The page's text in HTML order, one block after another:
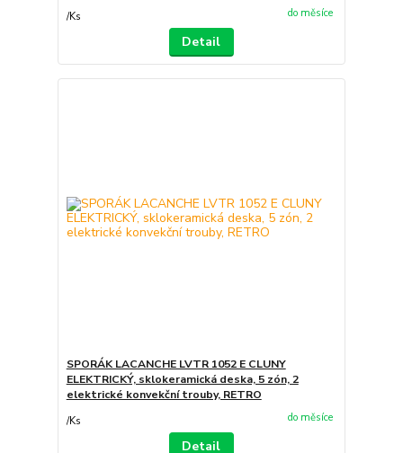
/Ks do měsíce
Detail
SPORÁK LACANCHE LVTR 1052 E CLUNY
ELEKTRICKÝ, sklokeramická deska, 5 zón, 2
elektrické konvekční trouby, RETRO
/Ks do měsíce
Detail